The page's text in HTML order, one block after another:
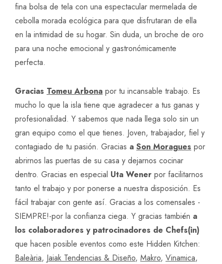
fina bolsa de tela con una espectacular mermelada de
cebolla morada ecológica para que disfrutaran de ella
en la intimidad de su hogar. Sin duda, un broche de oro
para una noche emocional y gastronómicamente
perfecta.
Gracias Tomeu Arbona por tu incansable trabajo. Es
mucho lo que la isla tiene que agradecer a tus ganas y
profesionalidad. Y sabemos que nada llega solo sin un
gran equipo como el que tienes. Joven, trabajador, fiel y
contagiado de tu pasión. Gracias a Son Moragues por
abrirnos las puertas de su casa y dejarnos cocinar
dentro. Gracias en especial Uta Wener por facilitarnos
tanto el trabajo y por ponerse a nuestra disposición. Es
fácil trabajar con gente así. Gracias a los comensales -
SIEMPRE!-por la confianza ciega. Y gracias también a
los colaboradores y patrocinadores de Chefs(in)
que hacen posible eventos como este Hidden Kitchen:
Baleària, Jaiak Tendencias & Diseño, Makro, Vinamica,